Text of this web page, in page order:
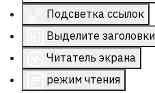
Подсветка ссылок
Выделите заголовки
Читатель экрана
режим чтения